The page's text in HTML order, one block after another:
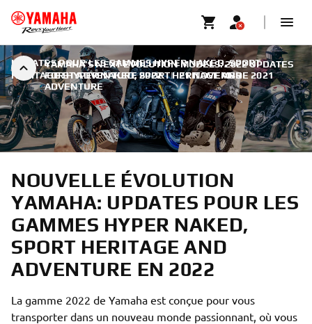
YAMAHA'S NEXT EVOLUTION MODELS: 2022 UPDATES
FOR HYPER NAKED, SPORT HERITAGE AND
ADVENTURE
UPDATES POUR LES GAMMES HYPER NAKED, SPORT
HERITAGE ET ADVENTURE 2022 | 21 NOVEMBRE 2021
NOUVELLE ÉVOLUTION
YAMAHA: UPDATES POUR LES
GAMMES HYPER NAKED,
SPORT HERITAGE AND
ADVENTURE EN 2022
La gamme 2022 de Yamaha est conçue pour vous
transporter dans un nouveau monde passionnant, où vous